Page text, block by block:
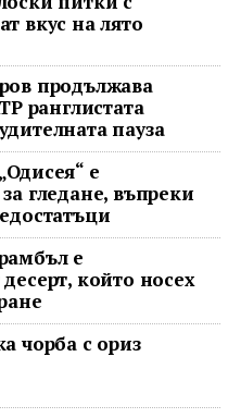
вкус на лято
продължава
ранглистата
пауза
е
гледане, въпреки
е
който носех
чорба с ориз